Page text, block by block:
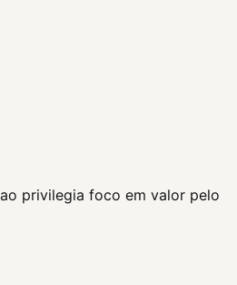
privilegia foco em valor pelo